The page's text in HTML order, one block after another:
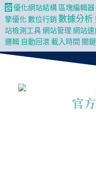
容優化網站結構區塊編輯器
擎優化數位行銷 數據分析
站檢測工具網站管理 網站
邏輯 自動回滾載入時間 關
官